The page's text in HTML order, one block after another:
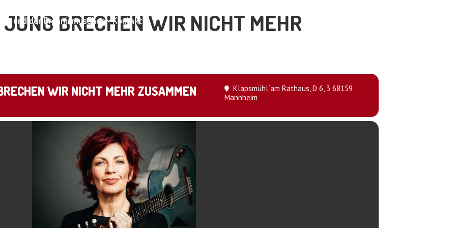
und der OrganismusShop Kontakt
BRECHEN WIR NICHT MEHR
WIR NICHT MEHR ZUSAMMEN Klapsmühl´am Rathaus, D 6, 3 68159
Mannheim